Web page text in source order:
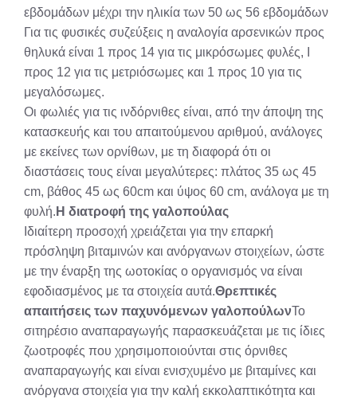
εβδομάδων μέχρι την ηλικία των 50 ως 56 εβδομάδων
Για τις φυσικές συζεύξεις η αναλογία αρσενικών προς
θηλυκά είναι 1 προς 14 για τις μικρόσωμες φυλές, I
προς 12 για τις μετριόσωμες και 1 προς 10 για τις
μεγαλόσωμες.
Οι φωλιές για τις ινδόρνιθες είναι, από την άποψη της
κατασκευής και του απαιτούμενου αριθμού, ανάλογες
με εκείνες των ορνίθων, με τη διαφορά ότι οι
διαστάσεις τους είναι μεγαλύτερες: πλάτος 35 ως 45
cm, βάθος 45 ως 60cm και ύψος 60 cm, ανάλογα με τη
φυλή. Η διατροφή της γαλοπούλας
Ιδιαίτερη προσοχή χρειάζεται για την επαρκή
πρόσληψη βιταμινών και ανόργανων στοιχείων, ώστε
με την έναρξη της ωοτοκίας ο οργανισμός να είναι
εφοδιασμένος με τα στοιχεία αυτά.Θρεπτικές
απαιτήσεις των παχυνόμενων γαλοπούλωνΤο
σιτηρέσιο αναπαραγωγής παρασκευάζεται με τις ίδιες
ζωοτροφές που χρησιμοποιούνται στις όρνιθες
αναπαραγωγής και είναι ενισχυμένο με βιταμίνες και
ανόργανα στοιχεία για την καλή εκκολαπτικότητα και